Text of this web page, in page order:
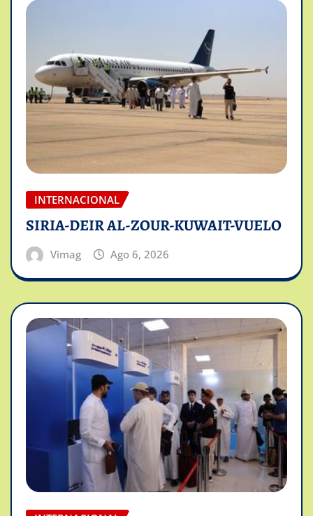
INTERNACIONAL
SIRIA-DEIR AL-ZOUR-KUWAIT-VUELO
Vimag Ago 6, 2026